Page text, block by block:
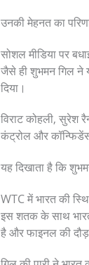
उनकी मेहनत का
सोशल मीडिया पर
जैसे ही शुभमन गिल ने
दिया।
विराट कोहली, सुरेश
कंट्रोल और
यह दिखाता है कि
WTC में भारत की
इस शतक के साथ
है और फाइनल की